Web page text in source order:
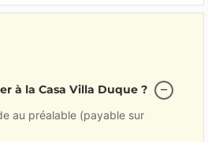
à la Casa Villa Duque ?
au préalable (payable sur